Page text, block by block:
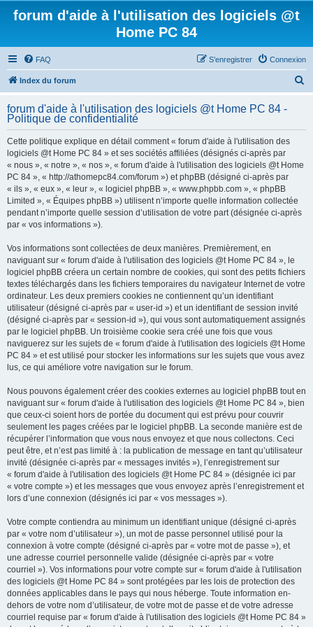
forum d'aide à l'utilisation des logiciels @t
Home PC 84
FAQ Connexion
S’enregistrer
Index du forum
h
forum d'aide à l'utilisation des logiciels @t Home PC 84 -
Politique de confidentialité
Cette politique explique en détail comment « forum d'aide à l'utilisation des
logiciels @t Home PC 84 » et ses sociétés affiliées (désignés ci-après par
« nous », « notre », « nos », « forum d'aide à l'utilisation des logiciels @t Home
PC 84 », « http://athomepc84.com/forum ») et phpBB (désigné ci-après par
« ils », « eux », « leur », « logiciel phpBB », « www.phpbb.com », « phpBB
Limited », « Équipes phpBB ») utilisent n’importe quelle information collectée
pendant n’importe quelle session d’utilisation de votre part (désignée ci-après
par « vos informations »).
Vos informations sont collectées de deux manières. Premièrement, en
naviguant sur « forum d'aide à l'utilisation des logiciels @t Home PC 84 », le
logiciel phpBB créera un certain nombre de cookies, qui sont des petits fichiers
textes téléchargés dans les fichiers temporaires du navigateur Internet de votre
ordinateur. Les deux premiers cookies ne contiennent qu’un identifiant
utilisateur (désigné ci-après par « user-id ») et un identifiant de session invité
(désigné ci-après par « session-id »), qui vous sont automatiquement assignés
par le logiciel phpBB. Un troisième cookie sera créé une fois que vous
naviguerez sur les sujets de « forum d'aide à l'utilisation des logiciels @t Home
PC 84 » et est utilisé pour stocker les informations sur les sujets que vous avez
lus, ce qui améliore votre navigation sur le forum.
Nous pouvons également créer des cookies externes au logiciel phpBB tout en
naviguant sur « forum d'aide à l'utilisation des logiciels @t Home PC 84 », bien
que ceux-ci soient hors de portée du document qui est prévu pour couvrir
seulement les pages créées par le logiciel phpBB. La seconde manière est de
récupérer l’information que vous nous envoyez et que nous collectons. Ceci
peut être, et n’est pas limité à : la publication de message en tant qu’utilisateur
invité (désignée ci-après par « messages invités »), l’enregistrement sur
« forum d'aide à l'utilisation des logiciels @t Home PC 84 » (désignée ici par
« votre compte ») et les messages que vous envoyez après l’enregistrement et
lors d’une connexion (désignés ici par « vos messages »).
Votre compte contiendra au minimum un identifiant unique (désigné ci-après
par « votre nom d’utilisateur »), un mot de passe personnel utilisé pour la
connexion à votre compte (désigné ci-après par « votre mot de passe »), et
une adresse courriel personnelle valide (désignée ci-après par « votre
courriel »). Vos informations pour votre compte sur « forum d'aide à l'utilisation
des logiciels @t Home PC 84 » sont protégées par les lois de protection des
données applicables dans le pays qui nous héberge. Toute information en-
dehors de votre nom d’utilisateur, de votre mot de passe et de votre adresse
courriel requise par « forum d'aide à l'utilisation des logiciels @t Home PC 84 »